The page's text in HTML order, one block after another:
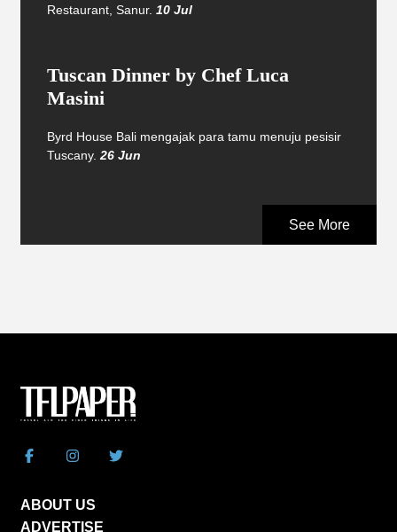
Restaurant, Sanur. 10 Jul
Tuscan Dinner by Chef Luca
Masini
Byrd House Bali mengajak para tamu menuju pesisir
Tuscany.26 Jun
See More
ABOUT US
ADVERTISE